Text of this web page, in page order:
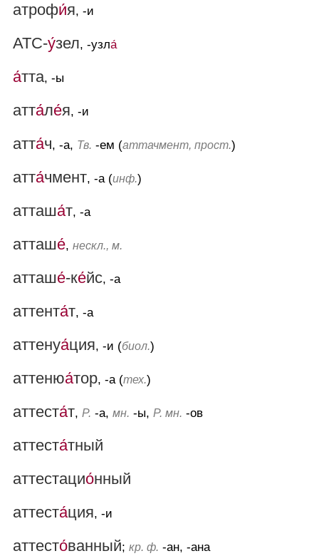
атрофи́я, -и
АТС-у́зел, -узла́
а́тта, -ы
атта́ле́я, -и
атта́ч, -а, Тв. -ем (аттачмент, прост.)
атта́чмент, -а (инф.)
атташа́т, -а
атташе́, нескл., м.
атташе́-ке́йс, -а
аттента́т, -а
аттенуа́ция, -и (биол.)
аттенюа́тор, -а (тех.)
аттеста́т, Р. -а, мн. -ы, Р. мн. -ов
аттеста́тный
аттестацио́нный
аттеста́ция, -и
аттесто́ванный; кр. ф. -ан, -ана